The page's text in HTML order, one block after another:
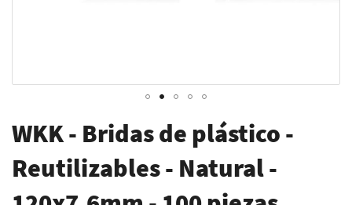
al
comienzo
de
la
WKK - Bridas de plástico -
Reutilizables - Natural -